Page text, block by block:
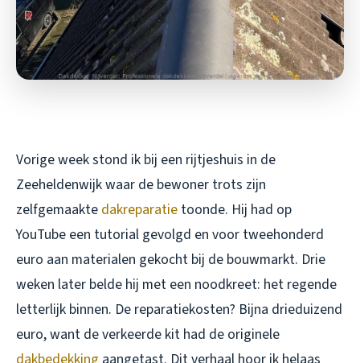
Vorige week stond ik bij een rijtjeshuis in de
Zeeheldenwijk waar de bewoner trots zijn
zelfgemaakte dakreparatie toonde. Hij had op
YouTube een tutorial gevolgd en voor tweehonderd
euro aan materialen gekocht bij de bouwmarkt. Drie
weken later belde hij met een noodkreet: het regende
letterlijk binnen. De reparatiekosten? Bijna drieduizend
euro, want de verkeerde kit had de originele